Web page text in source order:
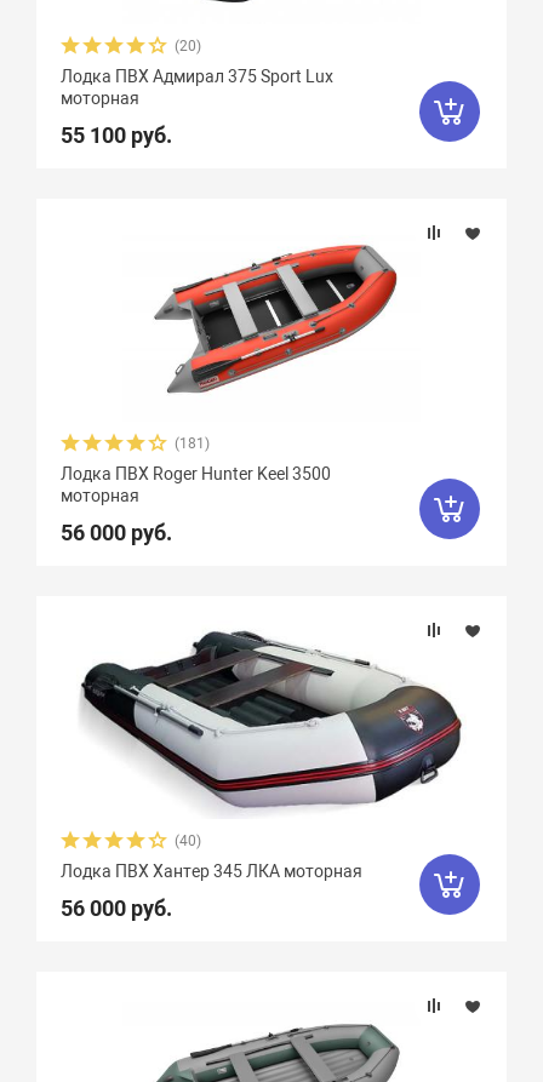
(20)
Лодка ПВХ Адмирал 375 Sport Lux
моторная
55 100 руб.
(181)
Лодка ПВХ Roger Hunter Keel 3500
моторная
56 000 руб.
(40)
Лодка ПВХ Хантер 345 ЛКА моторная
56 000 руб.